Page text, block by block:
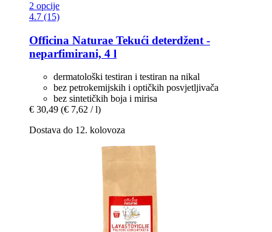
2 opcije
4.7 (15)
Officina Naturae Tekući deterdžent -​
neparfimirani, 4 l
dermatološki testiran i testiran na nikal
bez petrokemijskih i optičkih posvjetljivača
bez sintetičkih boja i mirisa
€ 30,49 (€ 7,62 / l)
Dostava do 12. kolovoza